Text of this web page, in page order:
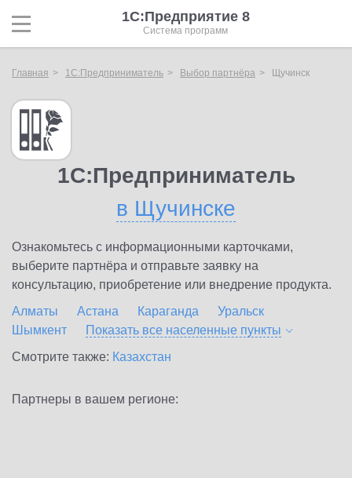
1С:Предприятие 8
Система программ
Главная 1С:Предприниматель Выбор партнёра Щучинск
1С:Предприниматель
в Щучинске
Ознакомьтесь с информационными карточками,
выберите партнёра и отправьте заявку на
консультацию, приобретение или внедрение продукта.
Алматы
Астана Караганда
Уральск
Шымкент
Показать все населенные пункты
Смотрите также: Казахстан
Партнеры в вашем регионе: